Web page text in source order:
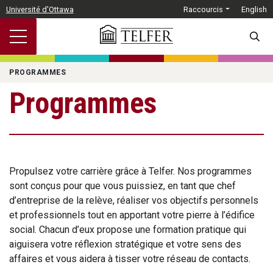
Passer au contenu principal
Université d'Ottawa Raccourcis English
PROGRAMMES
Programmes
Propulsez votre carrière grâce à Telfer. Nos programmes
sont conçus pour que vous puissiez, en tant que chef
d’entreprise de la relève, réaliser vos objectifs personnels
et professionnels tout en apportant votre pierre à l’édifice
social. Chacun d’eux propose une formation pratique qui
aiguisera votre réflexion stratégique et votre sens des
affaires et vous aidera à tisser votre réseau de contacts.